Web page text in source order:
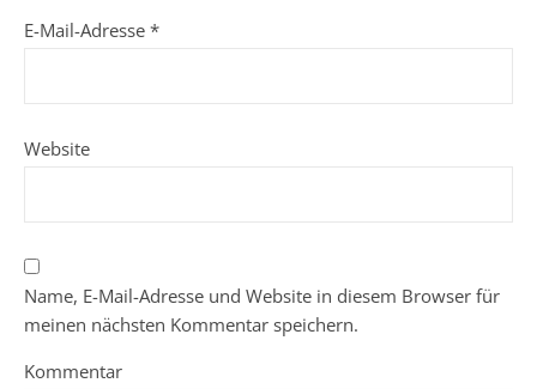
E-Mail-Adresse *
Website
Name, E-Mail-Adresse und Website in diesem Browser für
meinen nächsten Kommentar speichern.
Kommentar